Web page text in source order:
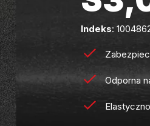
Indeks:
Odporna